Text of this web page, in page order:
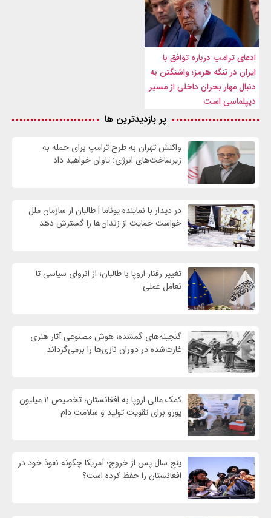
ادعای ترامپ درباره توافق با
ایران در تنگه هرمز؛ واشنگتن به
دنبال مهار بحران داخلی از مسیر
دیپلماسی است
پر بازدیدترین ها
واکنش تهران به طرح ترامپ برای حمله به
زیرساخت‌های انرژی: تاوان خواهید داد
در دیدار با نماینده یوناما | طالبان از سازمان ملل
خواست حمایت از زندان‌ها را گسترش دهد
تغییر رفتار اروپا با طالبان؛ از انزوای سیاسی تا
تعامل عملی
گنجینه‌های گمشده؛ هوش مصنوعی آثار هنری
غارت‌شده در دوران نازی‌ها را برمی‌گرداند
کمک مالی اروپا به افغانستان؛ تخصیص ۱۱ میلیون
یورو برای تقویت تولید و سلامت دام
پنج سال پس از خروج؛ آمریکا چگونه نفوذ خود در
افغانستان را حفظ کرده است؟